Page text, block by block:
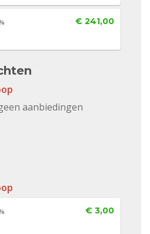
€ 241,00
aanbiedingen
€ 3,00